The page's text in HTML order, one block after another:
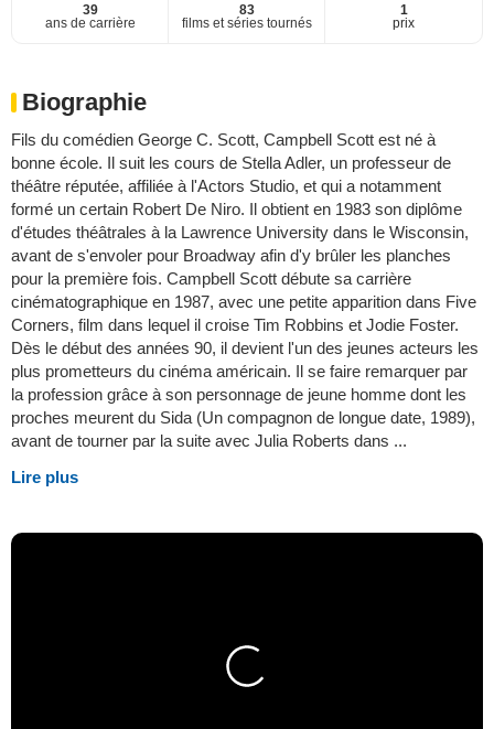
39
ans de carrière
83
films et séries tournés
1
prix
Biographie
Fils du comédien George C. Scott, Campbell Scott est né à
bonne école. Il suit les cours de Stella Adler, un professeur de
théâtre réputée, affiliée à l'Actors Studio, et qui a notamment
formé un certain Robert De Niro. Il obtient en 1983 son diplôme
d'études théâtrales à la Lawrence University dans le Wisconsin,
avant de s'envoler pour Broadway afin d'y brûler les planches
pour la première fois. Campbell Scott débute sa carrière
cinématographique en 1987, avec une petite apparition dans Five
Corners, film dans lequel il croise Tim Robbins et Jodie Foster.
Dès le début des années 90, il devient l'un des jeunes acteurs les
plus prometteurs du cinéma américain. Il se faire remarquer par
la profession grâce à son personnage de jeune homme dont les
proches meurent du Sida (Un compagnon de longue date, 1989),
avant de tourner par la suite avec Julia Roberts dans ...
Lire plus